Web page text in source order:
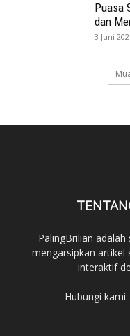
Puasa
dan
3 Juni
PalingBrilian
mengarsipkan artikel
interaktif
Hubungi kami: